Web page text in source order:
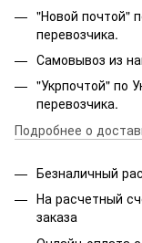
"Новой почтой"
перевозчика.
Самовывоз из
"Укрпочтой" по
перевозчика.
Подробнее о
Безналичный
На расчетный
заказа